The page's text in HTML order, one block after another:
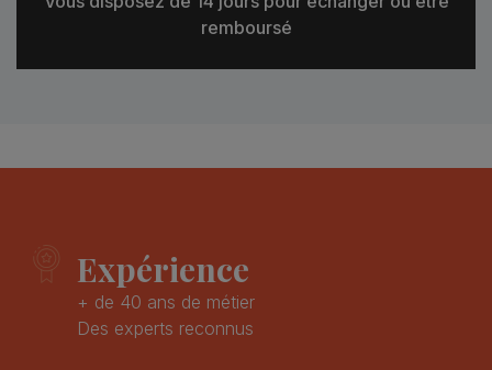
remboursé
Expérience
+ de 40 ans de métier
Des experts reconnus